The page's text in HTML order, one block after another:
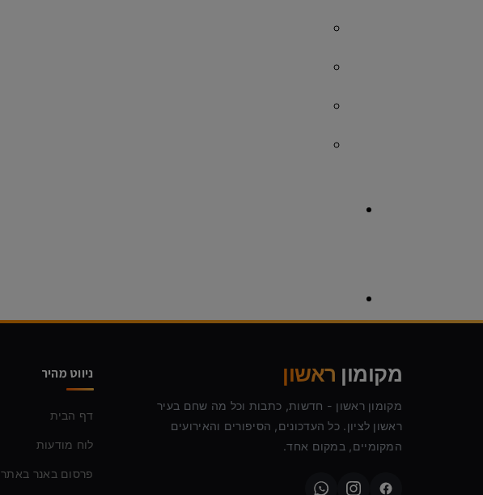
המומחים של מקומון ראשון
טיפ שווה זהב
שפת המוזיקה
מקומון ראשון
מקומון ראשון - חדשות, כתבות וכל מה שחם בעיר
ראשון לציון. כל העדכונים, הסיפורים והאירועים
המקומיים, במקום אחד.
ניווט מהיר
דף הבית
לוח מודעות
פרסום באנר באתר